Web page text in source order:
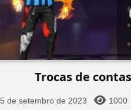
Trocas de contas
5 de setembro de 2023 1000